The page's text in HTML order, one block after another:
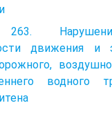
263.
движения и
водного